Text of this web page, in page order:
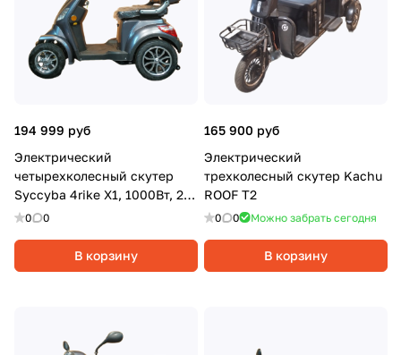
194 999 руб
Электрический
четырехколесный скутер
Syccyba 4rike X1, 1000Вт, 20
Ач, Серый
0 0
В корзину
165 900 руб
Электрический
трехколесный скутер Kachu
ROOF T2
0 0 Можно забрать сегодня
В корзину